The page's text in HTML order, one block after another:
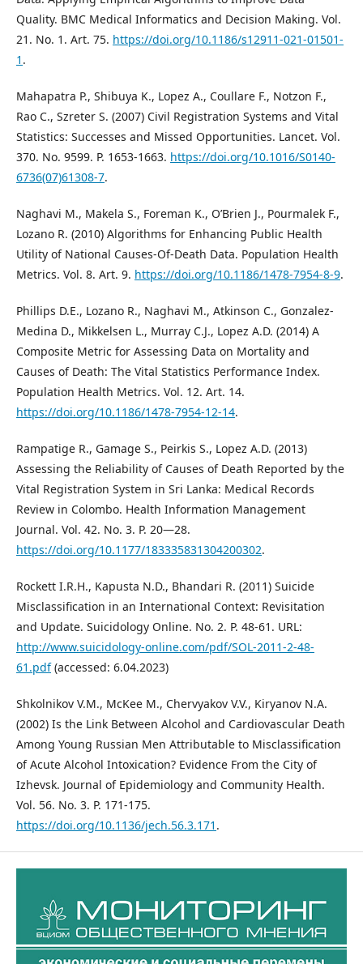
Quality. BMC Medical Informatics and Decision Making. Vol.
21. No. 1. Art. 75. https://doi.org/10.1186/s12911-021-01501-
1 .
Mahapatra P., Shibuya K., Lopez A., Coullare F., Notzon F.,
Rao C., Szreter S. (2007) Civil Registration Systems and Vital
Statistics: Successes and Missed Opportunities. Lancet. Vol.
370. No. 9599. P. 1653-1663. https://doi.org/10.1016/S0140-
6736(07)61308-7.
Naghavi M., Makela S., Foreman K., O’Brien J., Pourmalek F.,
Lozano R. (2010) Algorithms for Enhancing Public Health
Utility of National Causes-Of-Death Data. Population Health
Metrics. Vol. 8. Art. 9. https://doi.org/10.1186/1478-7954-8-9.
Phillips D.E., Lozano R., Naghavi M., Atkinson C., Gonzalez-
Medina D., Mikkelsen L., Murray C.J., Lopez A.D. (2014) A
Composite Metric for Assessing Data on Mortality and
Causes of Death: The Vital Statistics Performance Index.
Population Health Metrics. Vol. 12. Art. 14.
https://doi.org/10.1186/1478-7954-12-14.
Rampatige R., Gamage S., Peirkis S., Lopez A.D. (2013)
Assessing the Reliability of Causes of Death Reported by the
Vital Registration System in Sri Lanka: Medical Records
Review in Colombo. Health Information Management
Journal. Vol. 42. No. 3. P. 20—28.
https://doi.org/10.1177/183335831304200302.
Rockett I.R.H., Kapusta N.D., Bhandari R. (2011) Suicide
Misclassification in an International Context: Revisitation
and Update. Suicidology Online. No. 2. P. 48-61. URL:
http://www.suicidology-online.com/pdf/SOL-2011-2-48-
61.pdf(accessed: 6.04.2023)
Shkolnikov V.M., McKee M., Chervyakov V.V., Kiryanov N.A.
(2002) Is the Link Between Alcohol and Cardiovascular Death
Among Young Russian Men Attributable to Misclassification
of Acute Alcohol Intoxication? Evidence From the City of
Izhevsk. Journal of Epidemiology and Community Health.
Vol. 56. No. 3. P. 171-175.
https://doi.org/10.1136/jech.56.3.171 .